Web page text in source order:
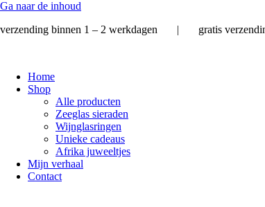
Ga naar de inhoud
verzending binnen 1 – 2 werkdagen | gratis
Home
Shop
Alle producten
Zeeglas sieraden
Wijnglasringen
Unieke cadeaus
Afrika juweeltjes
Mijn verhaal
Contact